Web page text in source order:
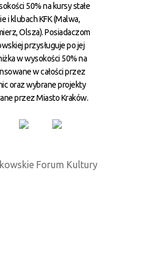
50% na kursy stałe
i klubach KFK (Malwa,
Olsza). Posiadaczom
przysługuje po jej
w wysokości 50% na
w całości przez
oraz wybrane projekty
przez Miasto Kraków.
Forum Kultury